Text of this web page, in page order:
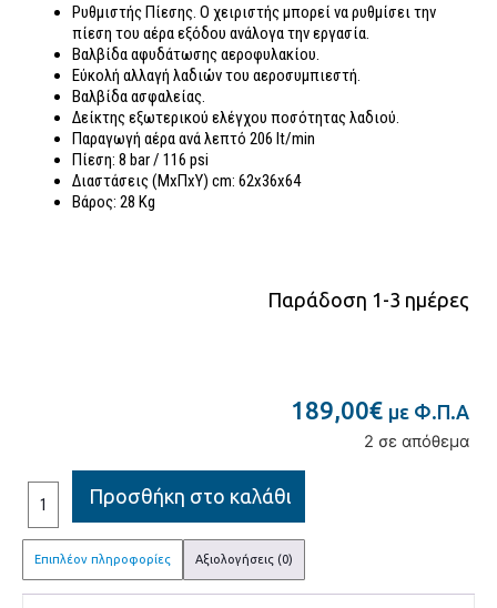
Ρυθμιστής Πίεσης. Ο χειριστής μπορεί να ρυθμίσει την
πίεση του αέρα εξόδου ανάλογα την εργασία.
Βαλβίδα αφυδάτωσης αεροφυλακίου.
Εύκολή αλλαγή λαδιών του αεροσυμπιεστή.
Βαλβίδα ασφαλείας.
Δείκτης εξωτερικού ελέγχου ποσότητας λαδιού.
Παραγωγή αέρα ανά λεπτό 206 lt/min
Πίεση: 8 bar / 116 psi
Διαστάσεις (ΜxΠxΥ) cm: 62x36x64
Βάρος: 28 Κg
Παράδοση 1-3 ημέρες
189,00€ με Φ.Π.Α
2 σε απόθεμα
Προσθήκη στο καλάθι
Επιπλέον πληροφορίες Αξιολογήσεις (0)